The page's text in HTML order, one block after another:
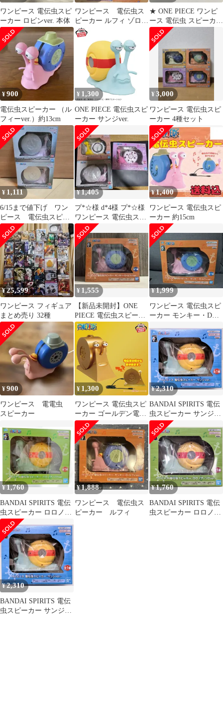
ワンピース 電伝虫スピ
ーカー ロビンver. 本体
ワンピース 電伝虫ス
ピーカー ルフィ ゾロ
サンジ ロビン まとめ売
り
★ ONE PIECE ワンピ
ース 電伝虫 スピーカー
サンジ ロロノア ゾロ 3
¥900
電伝虫スピーカー （ル
フィーver.）約13cm
¥ 1,300
ONE PIECE 電伝虫スピ
ーカー サンジver.
¥3,000
ワンピース 電伝虫スピ
ーカー 4種セット
¥ 1,111
6/15まで値下げ ワン
ピース 電伝虫スピー
カー シルバー電伝虫
Ver. ２個
¥1,405
プ*☆様 d*4様 プ*☆様
ワンピース 電伝虫スピ
ーカー 3種セット(ロビ
ン/
¥1,400
ワンピース 電伝虫スピ
ーカー 約15cm
¥25,599
ワンピース フィギュア
まとめ売り 32種
¥ 1,555
【新品未開封】ONE
PIECE 電伝虫スピーカ
ー モンキー・Ｄ・ルフ
ィver.
¥1,999
ワンピース 電伝虫スピ
ーカー モンキー・D・
¥900
ワンピース 電電虫
スピーカー
¥ 1,300
ワンピース 電伝虫スピ
ーカー ゴールデン電伝
虫ver.
¥2,310
BANDAI SPIRITS 電伝
虫スピーカー サンジ
ver.
¥1,760
BANDAI SPIRITS 電伝
虫スピーカー ロロノ
ア・ゾロVer
¥1,888
ワンピース 電伝虫ス
ピーカー ルフィ
¥1,760
BANDAI SPIRITS 電伝
虫スピーカー ロロノ
¥2,310
BANDAI SPIRITS 電伝
虫スピーカー サンジ